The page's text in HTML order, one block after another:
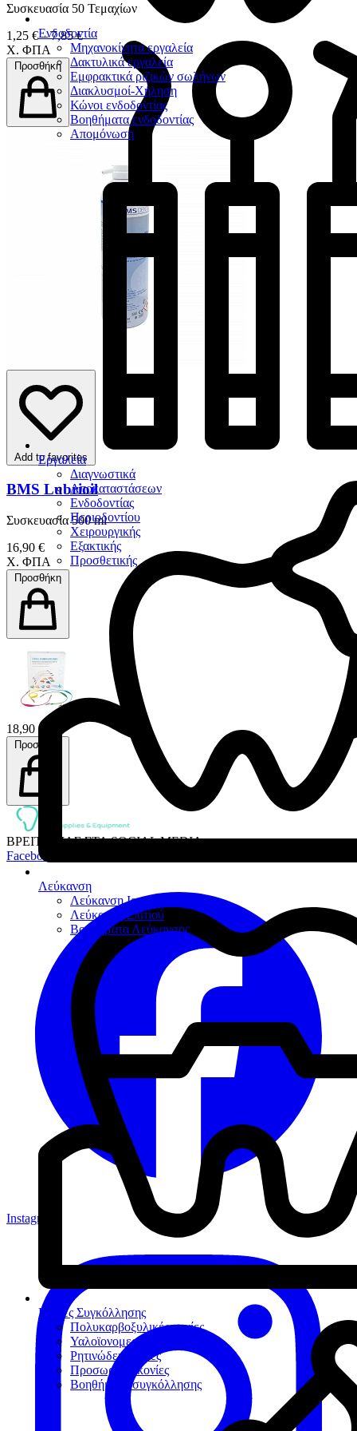
Ενδοδοντία
Μηχανοκίνητα εργαλεία
Δακτυλικά εργαλεία
Εμφρακτικά ριζικών σωλήνων
Διακλυσμοί-Χήληση
Κώνοι ενδοδοντίας
Βοηθήματα ενδοδοντίας
Απομόνωση
Εργαλεία
Διαγνωστικά
Αποκαταστάσεων
Ενδοδοντίας
Περιοδοντίου
Χειρουργικής
Εξακτικής
Προσθετικής
Λεύκανση
Λεύκανση Ιατρείου
Λεύκανση Σπιτιού
Βοηθήματα Λεύκανσης
Κονίες Συγκόλλησης
Πολυκαρβοξυλικές κονίες
Υαλοϊονομερείς κονίες
Ρητινώδεις κονίες
Προσωρινές κονίες
Βοηθήματα συγκόλλησης
Συσκευασία 50 Τεμαχίων
1,25 € – 7,85 €
Χ. ΦΠΑ
Προσθήκη
Add to favorites
BMS Lubrioil
Συσκευασία 500 ml
16,90 €
Χ. ΦΠΑ
Προσθήκη
18,90 €
Προσθήκη
ΒΡΕΙΤΕ ΜΑΣ ΣΤΑ SOCIAL MEDIA:
Facebook
Instagram